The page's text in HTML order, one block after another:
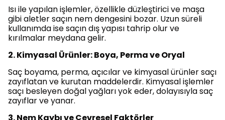
Isı ile yapılan işlemler, özellikle düzleştirici ve maşa
gibi aletler saçın nem dengesini bozar. Uzun süreli
kullanımda ise saçın dış yapısı tahrip olur ve
kırılmalar meydana gelir.
2. Kimyasal Ürünler: Boya, Perma ve Oryal
Saç boyama, perma, açıcılar ve kimyasal ürünler saçı
zayıflatan ve kurutan maddelerdir. Kimyasal işlemler
saçı besleyen doğal yağları yok eder, dolayısıyla saç
zayıflar ve yanar.
3. Nem Kaybı ve Çevresel Faktörler